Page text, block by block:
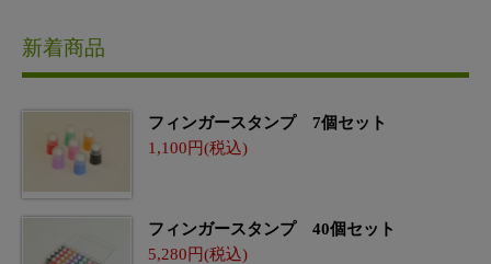
新着商品
フィンガースタンプ 7個セット
1,100
フィンガースタンプ 40個セット
5,280